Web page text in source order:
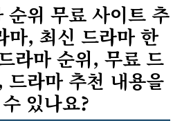
순위 무료 사이트 추
마, 최신 드라마 한
라마 순위, 무료 드
드라마 추천 내용을
있나요?